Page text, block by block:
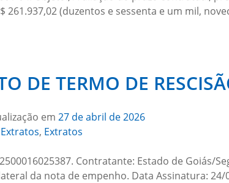
261.937,02 (duzentos e sessenta e um mil,
DE TERMO DE
em 27 de abril de 2026
Extratos, Extratos
Contratante: Estado de Goiás/
da nota de empenho. Data Assinatura: